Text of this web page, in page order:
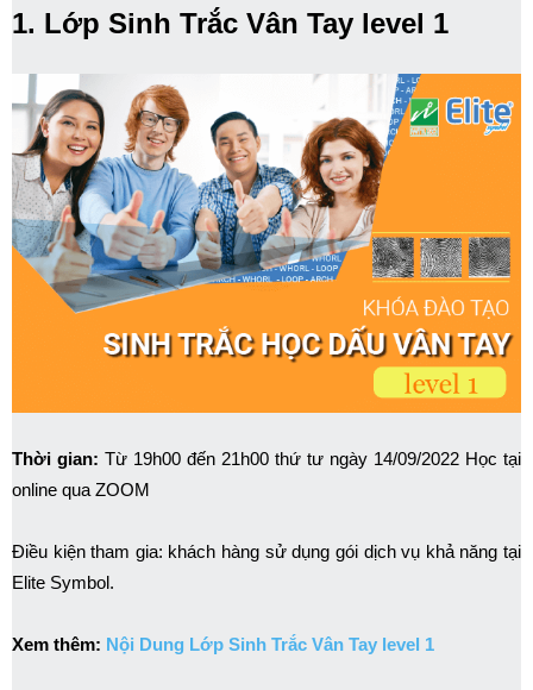
1. Lớp Sinh Trắc Vân Tay level 1
Thời gian: Từ 19h00 đến 21h00 thứ tư ngày 14/09/2022 Học tại
online qua ZOOM
Điều kiện tham gia: khách hàng sử dụng gói dịch vụ khả năng tại
Elite Symbol.
Xem thêm: Nội Dung Lớp Sinh Trắc Vân Tay level 1